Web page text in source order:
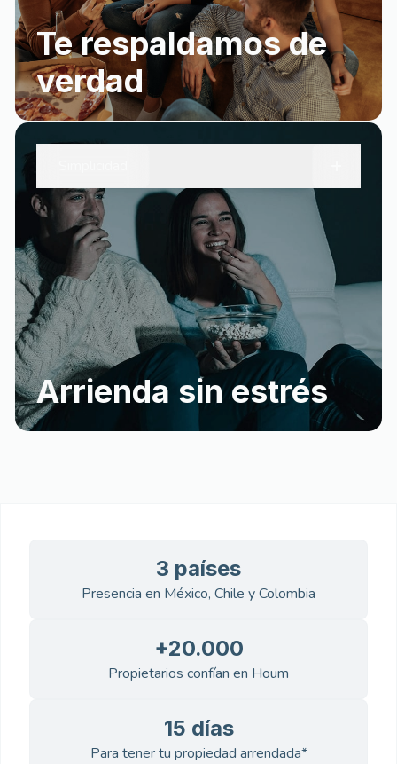
Te respaldamos de
verdad
Arrienda sin estrés
3 países
Presencia en México, Chile y Colombia
+20.000
Propietarios confían en Houm
15 días
Para tener tu propiedad arrendada*